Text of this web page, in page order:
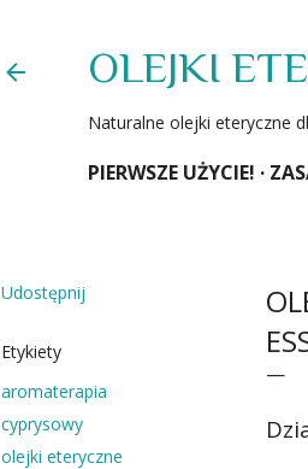
OLEJKI
Naturalne olejki eteryczne
PIERWSZE UŻYCIE!
Udostępnij
Etykiety
aromaterapia
cyprysowy
olejki eteryczne